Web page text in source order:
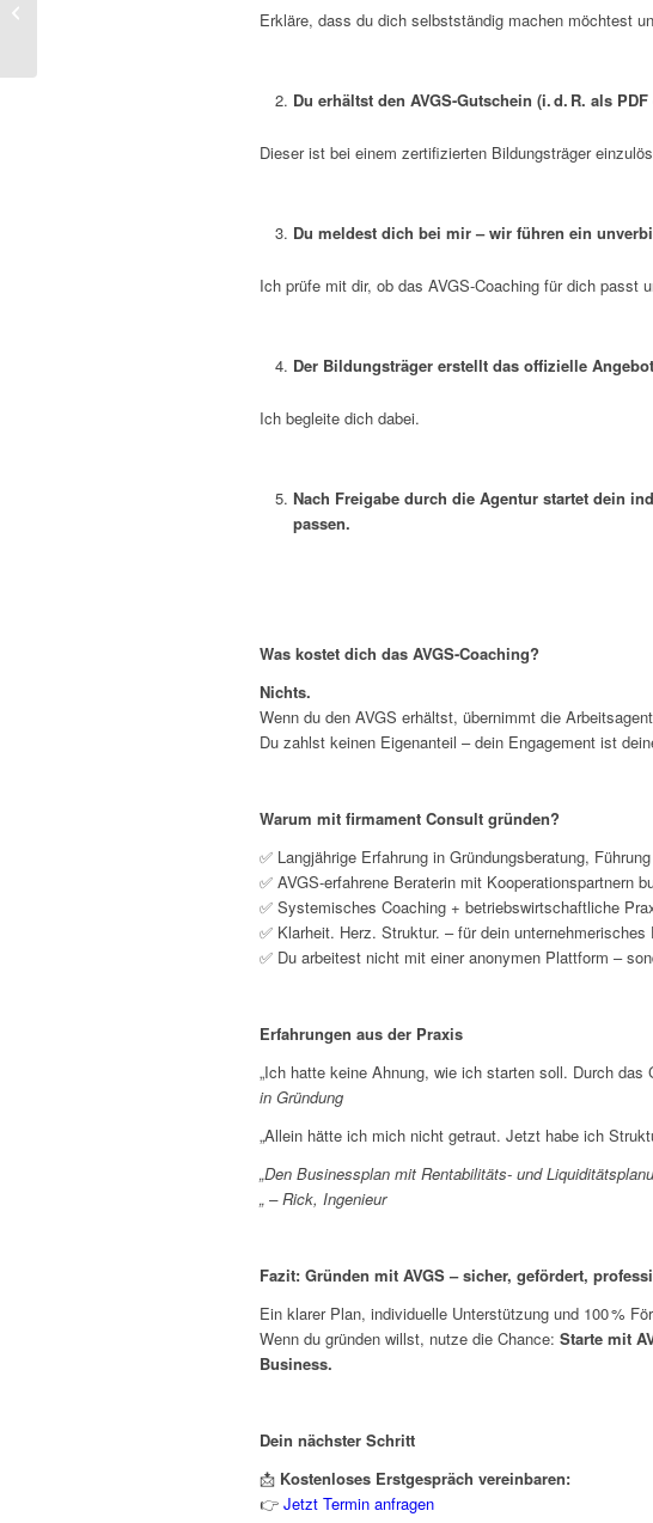
Erkläre, dass du dich selbstständig machen möchtest
Du erhältst den AVGS-Gutschein (i.d. R. als
Dieser ist bei einem zertifizierten Bildungsträger
Du meldest dich bei mir – wir führen ein
Ich prüfe mit dir, ob das AVGS-Coaching für dich passt
Der Bildungsträger erstellt das offizielle
Ich begleite dich dabei.
Nach Freigabe durch die Agentur startet dein
passen.
Was kostet dich das AVGS-Coaching?
Nichts.
Wenn du den AVGS erhältst, übernimmt die
Du zahlst keinen Eigenanteil – dein Engagement ist
Warum mit firmament Consult gründen?
✅ Langjährige Erfahrung in Gründungsberatung,
✅ AVGS-erfahrene Beraterin mit Kooperationspartnern
✅ Systemisches Coaching + betriebswirtschaftliche
✅ Klarheit. Herz. Struktur. – für dein unternehmerisches
✅ Du arbeitest nicht mit einer anonymen Plattform –
Erfahrungen aus der Praxis
„Ich hatte keine Ahnung, wie ich starten soll. Durch
in Gründung
„Allein hätte ich mich nicht getraut. Jetzt habe ich
„Den Businessplan mit Rentabilitäts- und
„ – Rick, Ingenieur
Fazit: Gründen mit AVGS – sicher, gefördert,
Ein klarer Plan, individuelle Unterstützung und 100 %
Wenn du gründen willst, nutze die Chance: Starte mit
Business.
Dein nächster Schritt
📩 Kostenloses Erstgespräch vereinbaren:
👉 Jetzt Termin anfragen